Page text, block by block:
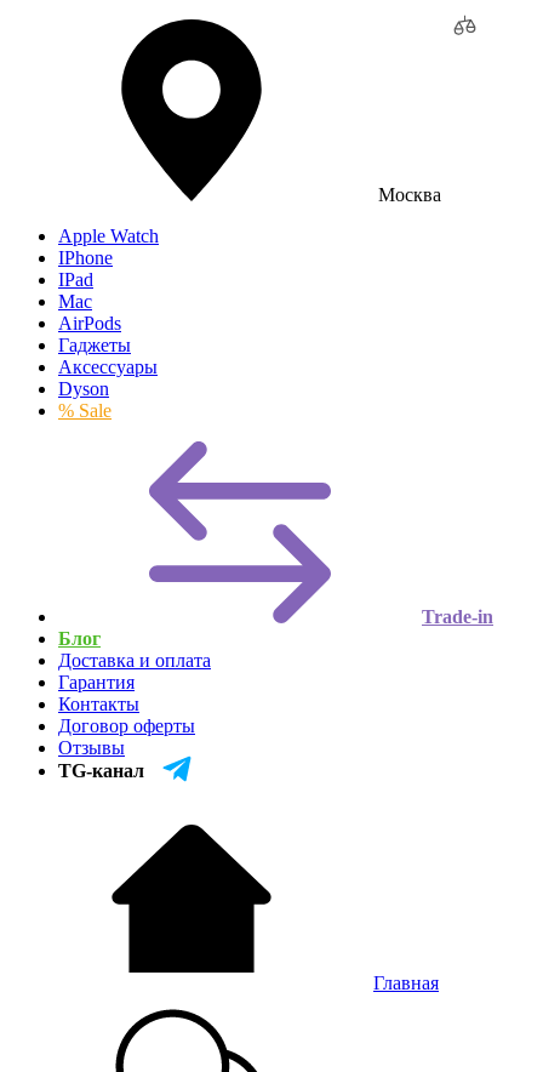
Москва
Apple Watch
IPhone
IPad
Mac
AirPods
Гаджеты
Аксессуары
Dyson
% Sale
Trade-in
Блог
Доставка и оплата
Гарантия
Контакты
Договор оферты
Отзывы
TG-канал
Главная